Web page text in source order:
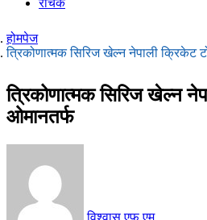
रोचक
होमपेज
त्रिकोणात्मक सिरिज खेल्न नेपाली क्रिकेट
त्रिकोणात्मक सिरिज खेल्न
ओमानतर्फ
विश्वास एफ.एम